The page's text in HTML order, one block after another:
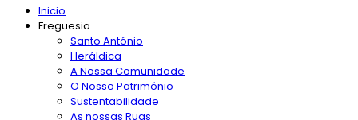
Inicio
Freguesia
Santo António
Heráldica
A Nossa Comunidade
O Nosso Património
Sustentabilidade
As nossas Ruas